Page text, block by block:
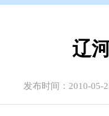
辽
发布时间：2010-05-